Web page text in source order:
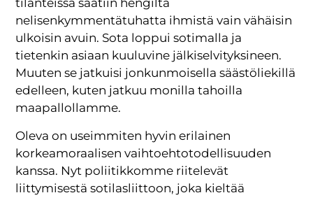
tilanteissa saatiin hengiltä
nelisenkymmentätuhatta ihmistä vain vähäisin
ulkoisin avuin. Sota loppui sotimalla ja
tietenkin asiaan kuuluvine jälkiselvityksineen.
Muuten se jatkuisi jonkunmoisella säästöliekillä
edelleen, kuten jatkuu monilla tahoilla
maapallollamme.
Oleva on useimmiten hyvin erilainen
korkeamoraalisen vaihtoehtotodellisuuden
kanssa. Nyt poliitikkomme riitelevät
liittymisestä sotilasliittoon, joka kieltää